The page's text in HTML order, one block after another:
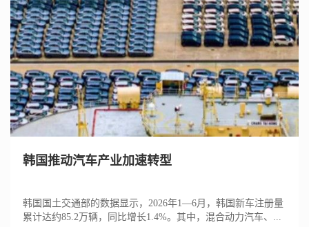
韩国推动汽车产业加速转型
韩国国土交通部的数据显示，2026年1—6月，韩国新车注册量
累计达约85.2万辆，同比增长1.4%。其中，混合动力汽车、...